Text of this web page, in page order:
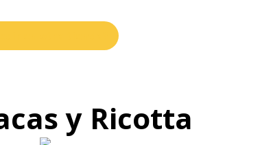
y Ricotta